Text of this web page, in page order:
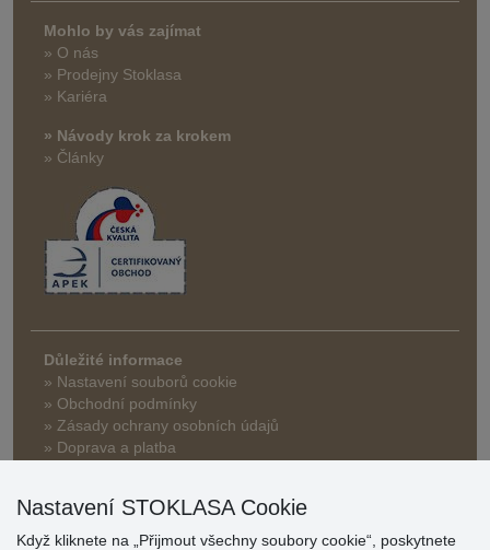
Mohlo by vás zajímat
» O nás
» Prodejny Stoklasa
» Kariéra
» Návody krok za krokem
» Články
Důležité informace
» Nastavení souborů cookie
» Obchodní podmínky
» Zásady ochrany osobních údajů
» Doprava a platba
» Slevy a benefity pro velkoobchodní zákazníky
» Bonusový program na prodejnách
Nastavení STOKLASA Cookie
Když kliknete na „Přijmout všechny soubory cookie“, poskytnete